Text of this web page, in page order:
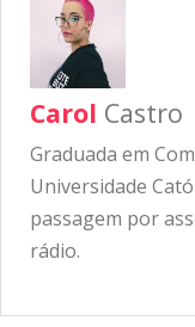
Carol Castro
Graduada em
Universidade
passagem por
rádio.